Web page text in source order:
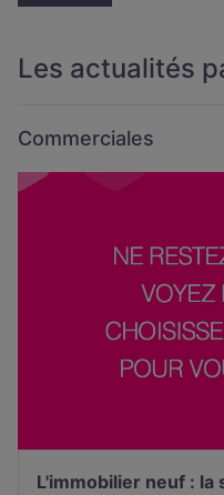
Les actualités
Commerciales
L'immobilier neuf :